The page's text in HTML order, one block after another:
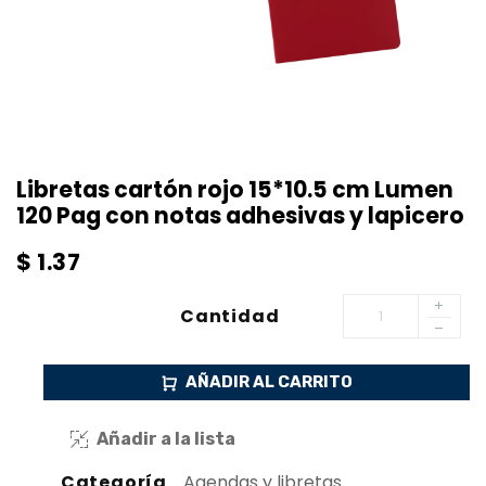
Libretas cartón rojo 15*10.5 cm Lumen
120 Pag con notas adhesivas y lapicero
$ 1.37
Cantidad
AÑADIR AL CARRITO
Añadir a la lista